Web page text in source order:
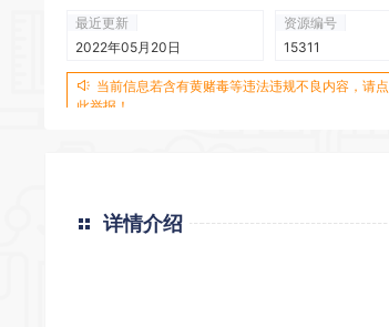
最近更新
2022年05月20日
资源编号
15311
当前信息若含有黄赌毒等违法违规不良内容，请点
此举报！
详情介绍